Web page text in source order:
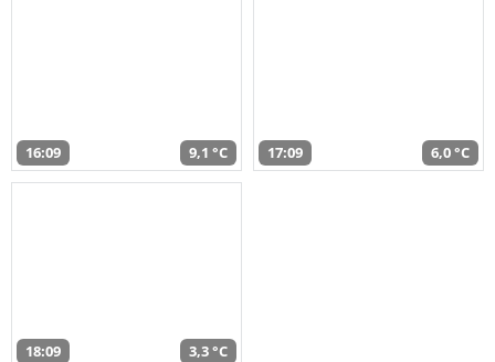
16:09 9,1 °C 17:09 6,0 °C
18:09 3,3 °C